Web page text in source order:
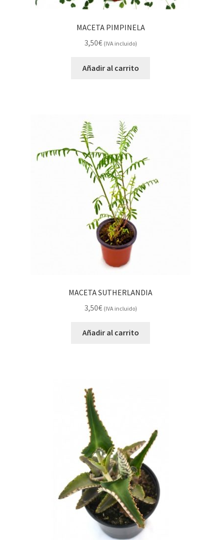
MACETA PIMPINELA
3,50€ (IVA incluido)
Añadir al carrito
MACETA SUTHERLANDIA
3,50€ (IVA incluido)
Añadir al carrito